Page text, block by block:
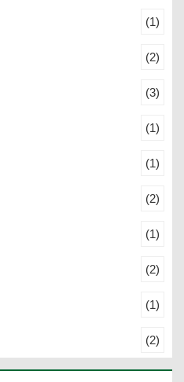
(1)
(2)
(3)
(1)
(1)
(2)
(1)
(2)
(1)
(2)